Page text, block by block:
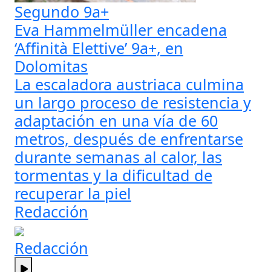
Segundo 9a+
Eva Hammelmüller encadena
‘Affinità Elettive’ 9a+, en
Dolomitas
La escaladora austriaca culmina
un largo proceso de resistencia y
adaptación en una vía de 60
metros, después de enfrentarse
durante semanas al calor, las
tormentas y la dificultad de
recuperar la piel
Redacción
Redacción